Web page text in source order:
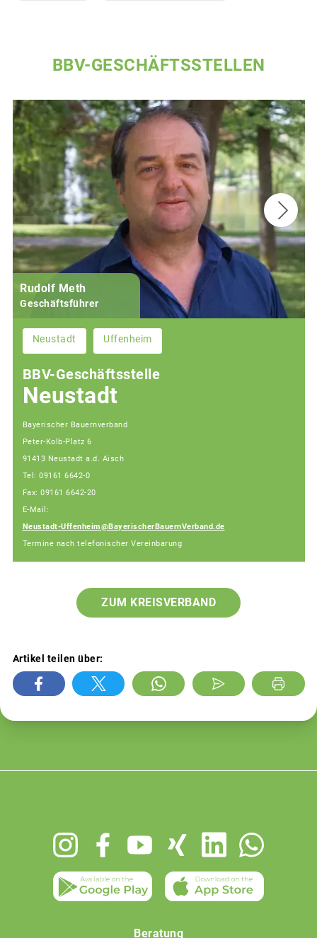
BBV-GESCHÄFTSSTELLEN
Rudolf Meth
Geschäftsführer
Neustadt Uffenheim
BBV-Geschäftsstelle
Neustadt
Bayerischer Bauernverband
Peter-Kolb-Platz 6
91413 Neustadt a.d. Aisch
Tel: 09161 6642-0
Fax: 09161 6642-20
E-Mail:
Neustadt-Uffenheim@BayerischerBauernVerband.de
Termine nach telefonischer Vereinbarung
ZUM KREISVERBAND
Artikel teilen über:
Beratung